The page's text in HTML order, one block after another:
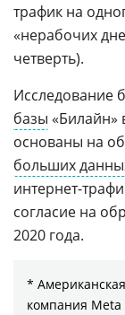
трафик на
«нерабочих
четверть).
Исследование
базы «Билайн»
основаны на
больших
интернет-
согласие на
2020 года.
*
компания Meta